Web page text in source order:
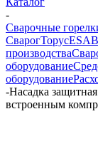
-
Сварочные
СварогТорусESAB
производства
оборудование
оборудование
-Насадка
встроенным